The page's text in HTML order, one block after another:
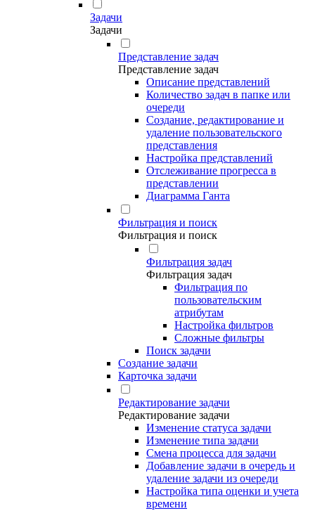
Задачи
Задачи
Представление задач
Представление задач
Описание представлений
Количество задач в папке или
очереди
Создание, редактирование и
удаление пользовательского
представления
Настройка представлений
Отслеживание прогресса в
представлении
Диаграмма Ганта
Фильтрация и поиск
Фильтрация и поиск
Фильтрация задач
Фильтрация задач
Фильтрация по
пользовательским
атрибутам
Настройка фильтров
Сложные фильтры
Поиск задачи
Создание задачи
Карточка задачи
Редактирование задачи
Редактирование задачи
Изменение статуса задачи
Изменение типа задачи
Смена процесса для задачи
Добавление задачи в очередь и
удаление задачи из очереди
Настройка типа оценки и учета
времени